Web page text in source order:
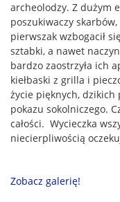
archeolodzy. Z dużym
poszukiwaczy
pierwszak wzbogacił
sztabki, a nawet
bardzo zaostrzyła ich
kiełbaski z grilla i
życie pięknych, dzikich
pokazu sokolniczego.
całości. Wycieczka
niecierpliwością
Zobacz galerię!